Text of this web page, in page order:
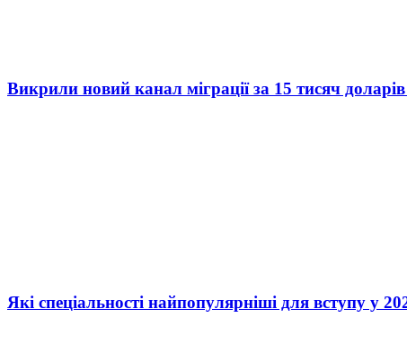
Викрили новий канал міграції за 15 тисяч
Які спеціальності найпопулярніші для вступу у